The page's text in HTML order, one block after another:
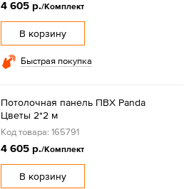
4 605 р./Комплект
В корзину
Быстрая покупка
Потолочная панель ПВХ Panda
Цветы 2*2 м
Код товара: 165791
4 605 р./Комплект
В корзину